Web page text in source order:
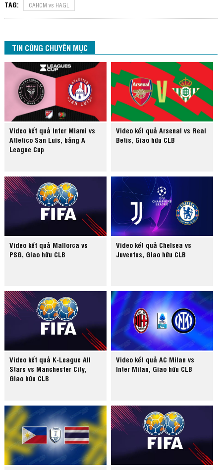
TAG: CAHCM vs HAGL
TIN CÙNG CHUYÊN MỤC
Video kết quả Inter Miami vs
Atletico San Luis, bảng A
League Cup
Video kết quả Arsenal vs Real
Betis, Giao hữu CLB
Video kết quả Mallorca vs
PSG, Giao hữu CLB
Video kết quả Chelsea vs
Juventus, Giao hữu CLB
Video kết quả K-League All
Stars vs Manchester City,
Giao hữu CLB
Video kết quả AC Milan vs
Inter Milan, Giao hữu CLB